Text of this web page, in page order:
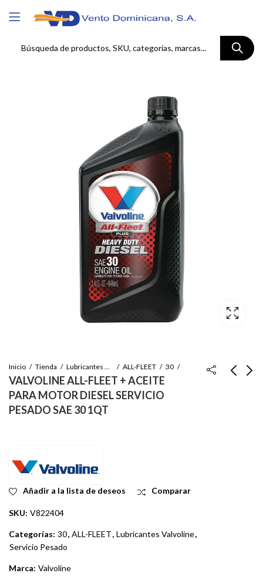
Inicio Tienda Lubricantes Valvoline ALL-FLEET 30
VALVOLINE ALL-FLEET + ACEITE
PARA MOTOR DIESEL SERVICIO
PESADO SAE 30 1QT
Añadir a la lista de deseos Comparar
SKU: V822404
Categorías: 30, ALL-FLEET, Lubricantes Valvoline,
Servicio Pesado
Marca: Valvoline